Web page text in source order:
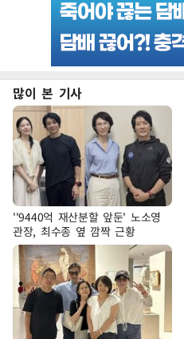
많이 본 기사
''9440억 재산분할 앞둔' 노소영
관장, 최수종 옆 깜짝 근황